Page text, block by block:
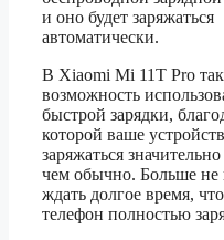
и оно будет заряжаться
автоматически.
В Xiaomi Mi 11T Pro
возможность
быстрой зарядки,
которой ваше
заряжаться
чем обычно. Больше
ждать долгое время,
телефон полностью